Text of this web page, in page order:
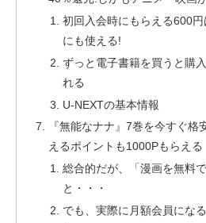
初回入会時にもらえる600
にも使える!
ずっと電子書籍を買うと購
れる
U-NEXTの基本情報
『無能なナナ』7巻を今すぐ格
えるポイントも1000Pもらえる
総合的だが、「漫画を無料
と・・・
でも、実際に月額会員にな